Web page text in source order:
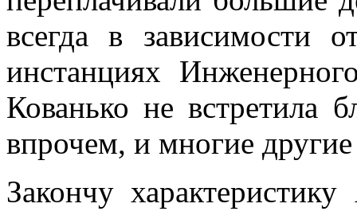
всегда в зависимости
инстанциях
Кованько не встретила
впрочем, и многие
Закончу